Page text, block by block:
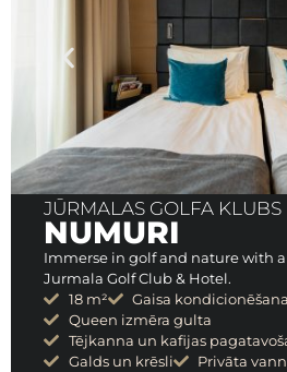
JŪRMALAS GOLFA
NUMURI
Immerse in golf and nature with
Jurmala Golf Club & Hotel.
18 m²
Gaisa kondicionēšana
Queen izmēra gulta
Tējkanna un kafijas
Galds un krēsli
Privāta